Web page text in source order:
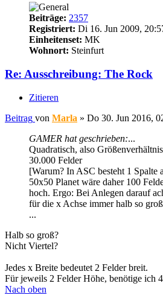
Beiträge: 2357
Registriert: Di 16. Jun 2009,
Einheitenset: MK
Wohnort: Steinfurt
Re: Ausschreibung: The Rock
Zitieren
Beitrag von Marla » Do 30. Jun 2016,
GAMER hat geschrieben:...
Quadratisch, also
30.000 Felder
[Warum? In ASC besteht 1 Spalte
50x50 Planet wäre daher 100
hoch. Ergo: Bei Anlegen darauf
für die x Achse immer halb so
...
Halb so groß?
Nicht Viertel?
Jedes x Breite bedeutet 2 Felder breit.
Für jeweils 2 Felder Höhe, benötige ich
Nach oben